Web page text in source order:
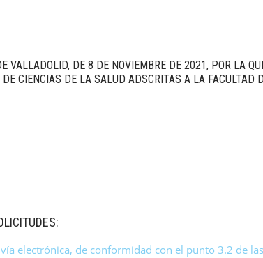
VALLADOLID, DE 8 DE NOVIEMBRE DE 2021, POR LA
CIENCIAS DE LA SALUD ADSCRITAS A LA FACULTAD
electrónica, de conformidad con el punto 3.2 de